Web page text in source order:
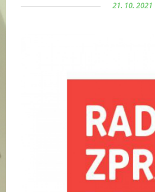
21. 10. 2021